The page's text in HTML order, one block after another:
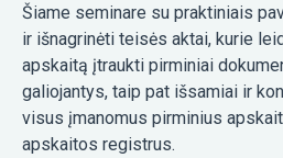
Šiame seminare su praktiniais
ir išnagrinėti teisės aktai, kurie
apskaitą įtraukti pirminiai
galiojantys, taip pat išsamiai ir
visus įmanomus pirminius
apskaitos registrus.